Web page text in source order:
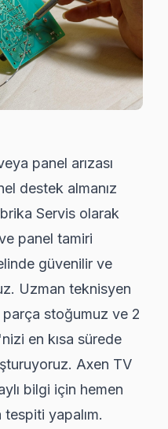
panel arızası
destek almanız
Servis olarak
panel tamiri
güvenilir ve
Uzman teknisyen
stoğumuz ve 2
en kısa sürede
Axen TV
bilgi için hemen
tespiti yapalım.